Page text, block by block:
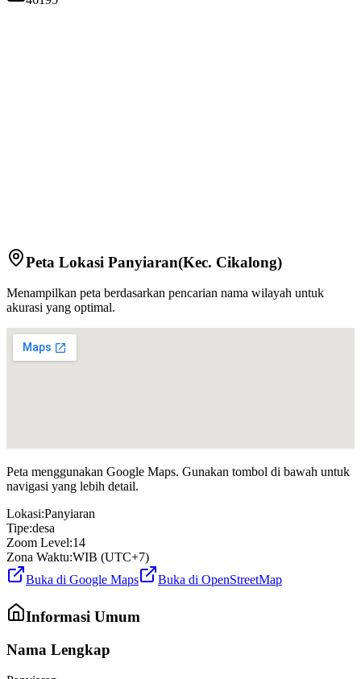
Peta Lokasi Panyiaran(Kec. Cikalong)
Menampilkan peta berdasarkan pencarian nama wilayah untuk
akurasi yang optimal.
Peta menggunakan Google Maps. Gunakan tombol di bawah untuk
navigasi yang lebih detail.
Lokasi:Panyiaran
Tipe:desa
Zoom Level:14
Zona Waktu:WIB (UTC+7)
Buka di Google Maps
Buka di OpenStreetMap
Informasi Umum
Nama Lengkap